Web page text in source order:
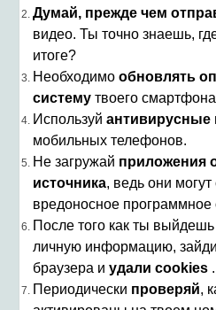
Думай, прежде чем
видео. Ты точно знаешь,
итоге?
Необходимо обновлять
систему твоего
Используй
мобильных телефонов.
Не загружай приложения
источника, ведь они
вредоносное программное
После того как ты выйдешь
личную информацию,
браузера и удали cookies .
Периодически проверяй,